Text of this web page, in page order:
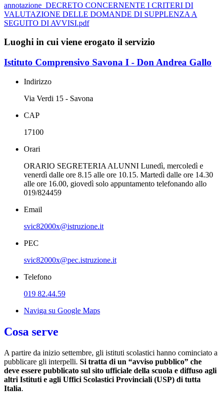
annotazione_DECRETO CONCERNENTE I CRITERI DI
VALUTAZIONE DELLE DOMANDE DI SUPPLENZA A
SEGUITO DI AVVISI.pdf
Luoghi in cui viene erogato il servizio
Istituto Comprensivo Savona I - Don Andrea Gallo
Indirizzo
Via Verdi 15 - Savona
CAP
17100
Orari
ORARIO SEGRETERIA ALUNNI Lunedì, mercoledì e
venerdì dalle ore 8.15 alle ore 10.15. Martedì dalle ore 14.30
alle ore 16.00, giovedì solo appuntamento telefonando allo
019/824459
Email
svic82000x@istruzione.it
PEC
svic82000x@pec.istruzione.it
Telefono
019 82.44.59
Naviga su Google Maps
Cosa serve
A partire da inizio settembre, gli istituti scolastici hanno cominciato a
pubblicare gli interpelli. Si tratta di un “avviso pubblico” che
deve essere pubblicato sul sito ufficiale della scuola e diffuso agli
altri Istituti e agli Uffici Scolastici Provinciali (USP) di tutta
Italia.